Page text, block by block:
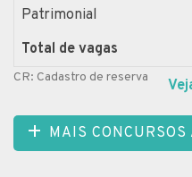
Patrimonial
Total de vagas
CR: Cadastro de reserva
MAIS CONCURSOS